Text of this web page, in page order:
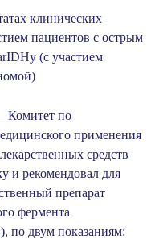
клинических
пациентов с острым
(с участием
Комитет по
применения
средств
и рекомендовал для
препарат
фермента
по двум показаниям: